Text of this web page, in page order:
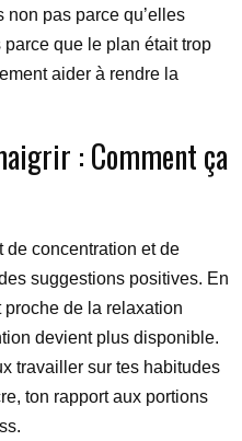
pas parce qu’elles
parce que le plan était trop
aider à rendre la
: Comment ça
de concentration et de
suggestions positives. En
proche de la relaxation
devient plus disponible.
travailler sur tes habitudes
ton rapport aux portions